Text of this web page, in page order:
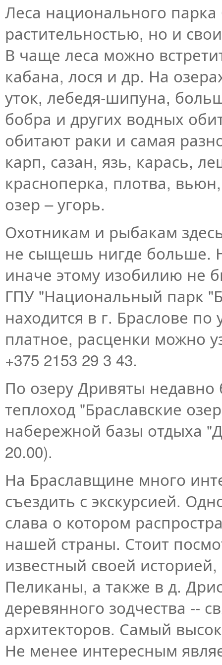
Леса национального парка
растительностью, но и
В чаще леса можно
кабана, лося и др. На
уток, лебедя-шипуна,
бобра и других водных
обитают раки и самая
карп, сазан, язь, карась,
красноперка, плотва,
озер – угорь.
Охотникам и рыбакам
не сыщешь нигде больше.
иначе этому изобилию не
ГПУ "Национальный парк
находится в г. Браслове
платное, расценки можно
+375 2153 29 3 43.
По озеру Дривяты
теплоход "Браславские
набережной базы отдыха
20.00).
На Браславщине много
съездить с экскурсией.
слава о котором
нашей страны. Стоит
известный своей
Пеликаны, а также в д.
деревянного зодчества --
архитекторов. Самый
Не менее интересным